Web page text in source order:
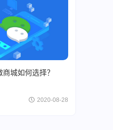
城如何选择？
2020-08-28